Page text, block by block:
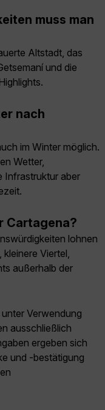
muss man
Altstadt, das
und die
nach
im Winter möglich.
Wetter,
Infrastruktur aber
Cartagena?
lohnen
Viertel,
außerhalb der
Verwendung
ausschließlich
ergeben sich
und -bestätigung